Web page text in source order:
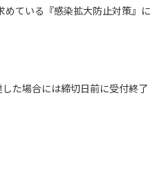
ている『感染拡大防止対策』に
場合には締切日前に受付終了